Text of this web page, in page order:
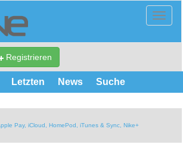
Registrieren
Letzten News Suche
Pay, iCloud, HomePod, iTunes & Sync, Nike+